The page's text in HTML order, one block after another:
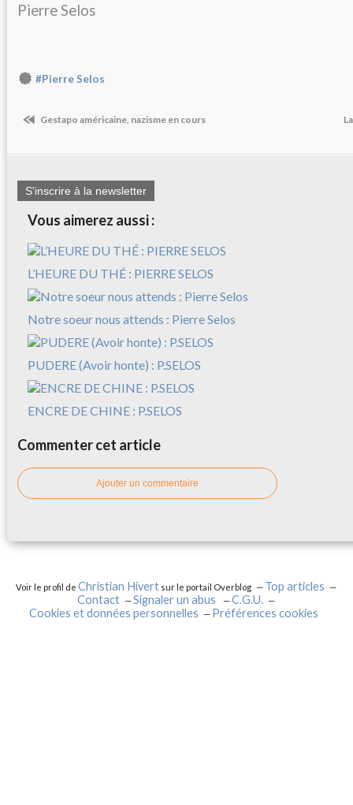
Pierre Selos
#Pierre Selos
Gestapo américaine, nazisme en cours
S'inscrire à la newsletter
Vous aimerez aussi :
L’HEURE DU THÉ : PIERRE SELOS
Notre soeur nous attends : Pierre Selos
PUDERE (Avoir honte) : P.SELOS
ENCRE DE CHINE : P.SELOS
Commenter cet article
Ajouter un commentaire
Voir le profil deChristian Hivert sur le portail Overblog
Top articles
Contact
Signaler un abus
C.G.U.
Cookies et données personnelles
Préférences cookies